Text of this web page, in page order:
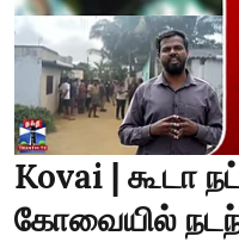
Kovai | கூடா
கோவையில்